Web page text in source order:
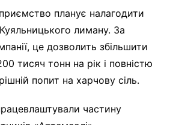
планує налагодити
лиману. За
це дозволить збільшити
тисяч тонн на рік і повністю
попит на харчову сіль.
частину